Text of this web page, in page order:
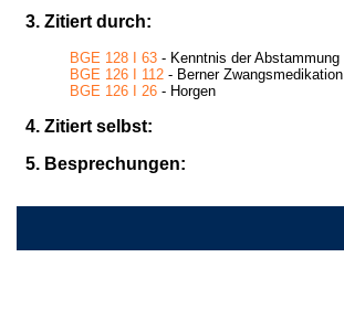
3. Zitiert durch:
BGE 128 I 63 - Kenntnis der Abstammung
BGE 126 I 112 - Berner Zwangsmedikation
BGE 126 I 26 - Horgen
4. Zitiert selbst:
5. Besprechungen: